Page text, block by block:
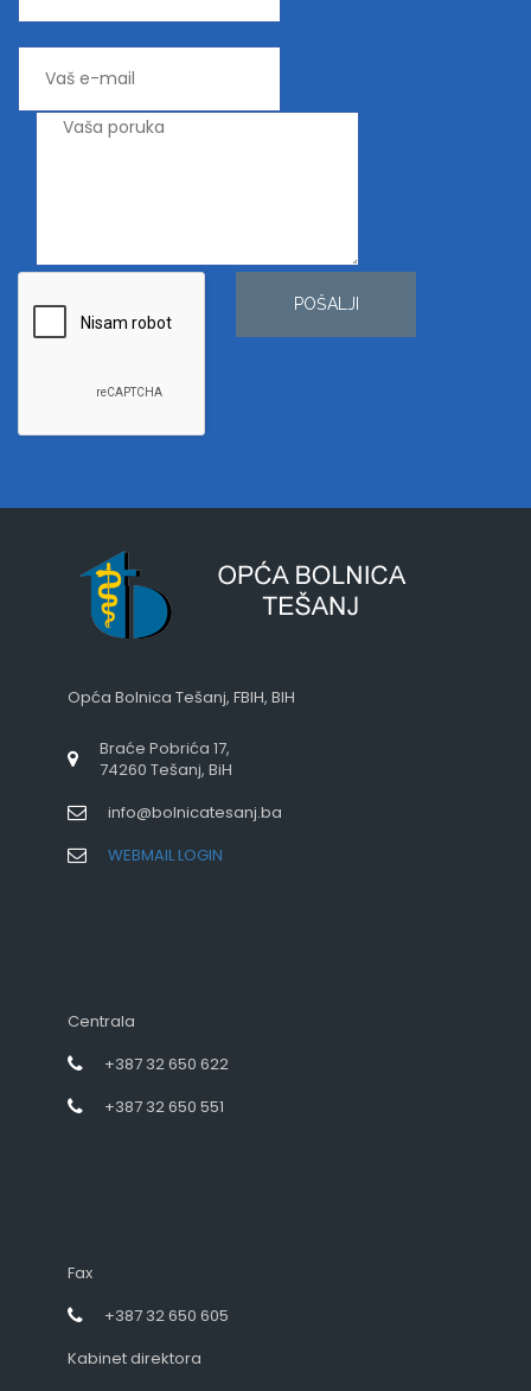
POŠALJI
Opća Bolnica Tešanj, FBIH, BIH
Braće Pobrića 17,
74260 Tešanj, BiH
info@bolnicatesanj.ba
WEBMAIL LOGIN
Centrala
+387 32 650 622
+387 32 650 551
Fax
+387 32 650 605
Kabinet direktora